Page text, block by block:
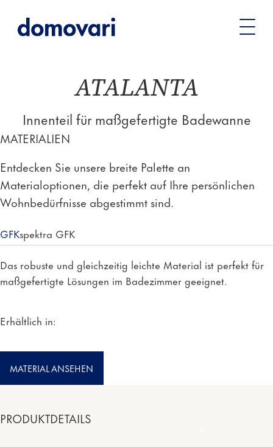
befinden
Badewannen Maßgefertigte Badewannen
ATALANTA
– Innenteil für Maßanfertigung
ATALANTA
Innenteil für maßgefertigte Badewanne
MATERIALIEN
Entdecken Sie unsere breite Palette an
Materialoptionen, die perfekt auf Ihre persönlichen
Wohnbedürfnisse abgestimmt sind.
GFKspektra GFK
Das robuste und gleichzeitig leichte Material ist perfekt für
maßgefertigte Lösungen im Badezimmer geeignet.
Erhältlich in:
MATERIAL ANSEHEN
PRODUKTDETAILS